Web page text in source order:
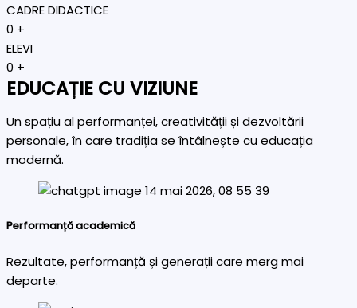
CADRE DIDACTICE
0 +
ELEVI
0 +
EDUCAȚIE CU VIZIUNE
Un spațiu al performanței, creativității și dezvoltării
personale, în care tradiția se întâlnește cu educația
modernă.
Performanță academică
Rezultate, performanță și generații care merg mai
departe.